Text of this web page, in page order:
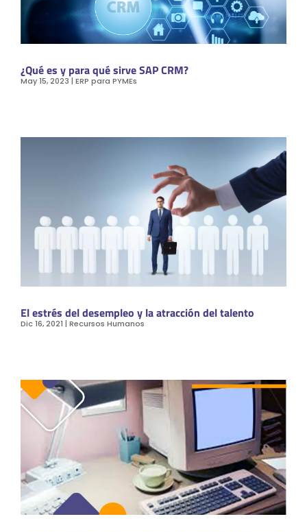
¿Qué es y para qué sirve SAP CRM?
May 15, 2023 |ERP para PYMEs
El estrés del desempleo y la atracción del talento
Dic 16, 2021 |Recursos Humanos